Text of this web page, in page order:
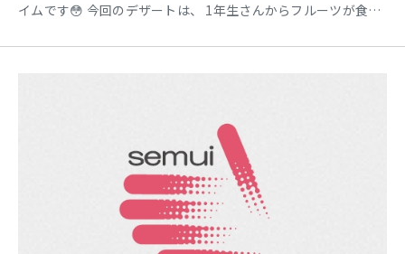
イムです😳 今回のデザートは、 1年生さんからフルーツが食べ